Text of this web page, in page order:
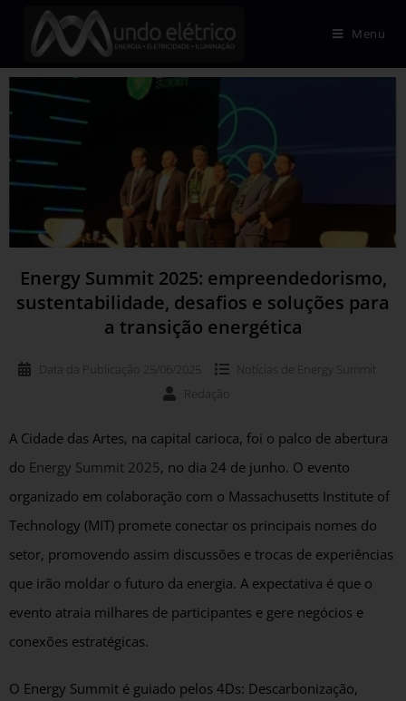
Menu
Energy Summit 2025: empreendedorismo,
sustentabilidade, desafios e soluções para
a transição energética
Data da Publicação 25/06/2025 Notícias de
Energy Summit
Redação
A Cidade das Artes, na capital carioca, foi o palco de abertura
do Energy Summit 2025, no dia 24 de junho. O evento
organizado em colaboração com o Massachusetts Institute of
Technology (MIT) promete conectar os principais nomes do
setor, promovendo assim discussões e trocas de experiências
que irão moldar o futuro da energia. A expectativa é que o
evento atraia milhares de participantes e gere negócios e
conexões estratégicas.
O Energy Summit é guiado pelos 4Ds: Descarbonização,